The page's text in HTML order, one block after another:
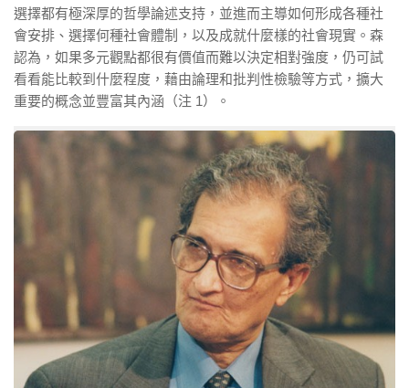
選擇都有極深厚的哲學論述支持，並進而主導如何形成各種社
會安排、選擇何種社會體制，以及成就什麼樣的社會現實。森
認為，如果多元觀點都很有價值而難以決定相對強度，仍可試
看看能比較到什麼程度，藉由論理和批判性檢驗等方式，擴大
重要的概念並豐富其內涵（注 1）。